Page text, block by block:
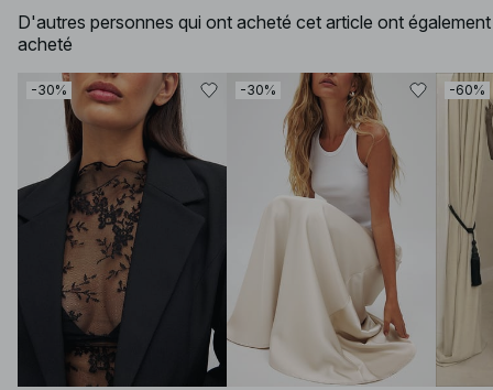
D'autres personnes qui ont acheté cet article ont également
acheté
-30% -30% -60%